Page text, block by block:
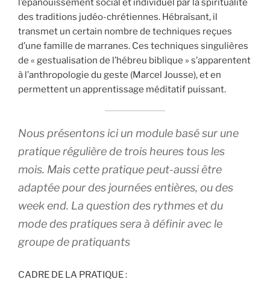
l’épanouissement social et individuel par la spiritualité
des traditions judéo-chrétiennes. Hébraïsant, il
transmet un certain nombre de techniques reçues
d’une famille de marranes. Ces techniques singulières
de « gestualisation de l’hébreu biblique » s’apparentent
à l’anthropologie du geste (Marcel Jousse), et en
permettent un apprentissage méditatif puissant.
Nous présentons ici un module basé sur une
pratique régulière de trois heures tous les
mois. Mais cette pratique peut-aussi être
adaptée pour des journées entières, ou des
week end. La question des rythmes et du
mode des pratiques sera à définir avec le
groupe de pratiquants
CADRE DE LA PRATIQUE :